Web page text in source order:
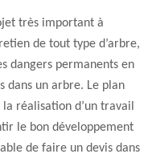
très important à
de tout type d’arbre,
dangers permanents en
dans un arbre. Le plan
réalisation d’un travail
le bon développement
de faire un devis dans